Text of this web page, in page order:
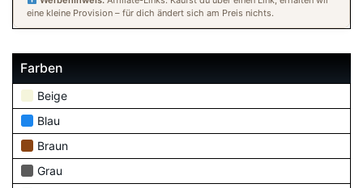
eine kleine Provision – für dich ändert sich am Preis nichts.
Farben
Beige
Blau
Braun
Grau